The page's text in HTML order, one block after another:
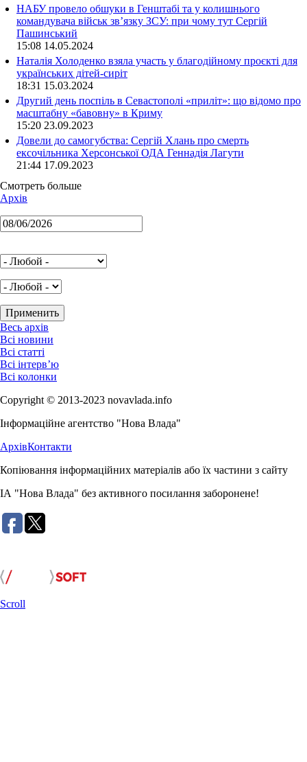
НАБУ провело обшуки в Генштабі та у колишнього
командувача військ зв’язку ЗСУ: при чому тут Сергій
Пашинський
15:08 14.05.2024
Наталія Холоденко взяла участь у благодійному проєкті для
українських дітей-сиріт
18:31 15.03.2024
Другий день поспіль в Севастополі «приліт»: що відомо про
масштабну «бавовну» в Криму
15:20 23.09.2023
Довели до самогубства: Сергій Хлань про смерть
ексочільника Херсонської ОДА Геннадія Лагути
21:44 17.09.2023
Смотреть больше
Архів
Весь архів
Всі новини
Всі статті
Всі інтерв’ю
Всі колонки
Copyright © 2013-2023 novavlada.info
Інформаційне агентство "Нова Влада"
АрхівКонтакти
Копіювання інформаційних матеріалів або їх частини з сайту
ІА "Нова Влада" без активного посилання заборонене!
Scroll